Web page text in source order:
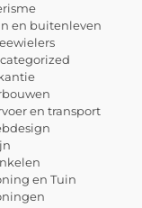
en buitenleven
en transport
en Tuin